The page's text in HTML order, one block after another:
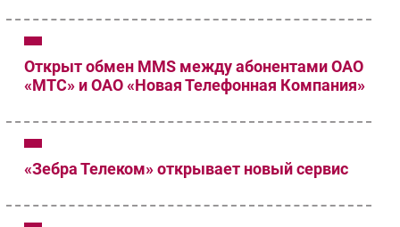
Открыт обмен MMS между абонентами OAO
«МТС» и ОАО «Новая Телефонная Компания»
«Зебра Телеком» открывает новый сервис